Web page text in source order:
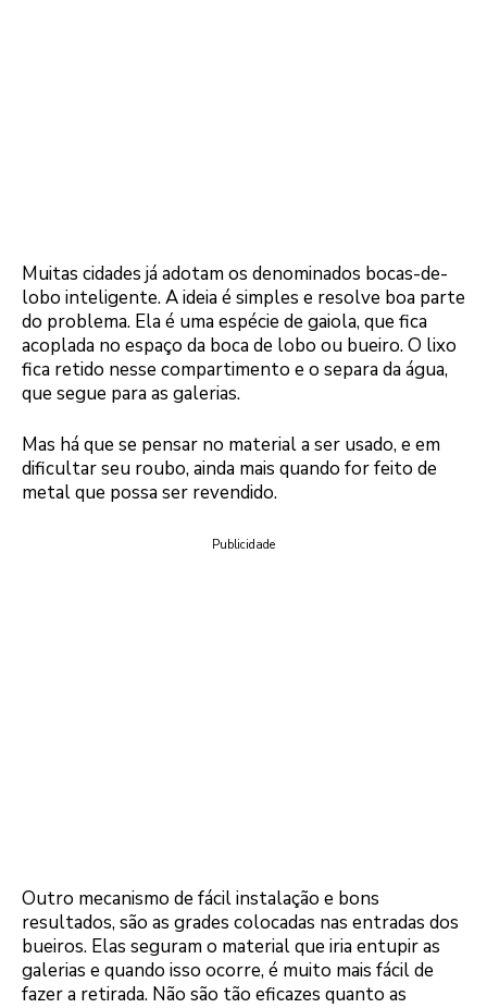
Muitas cidades já adotam os denominados bocas-de-
lobo inteligente. A ideia é simples e resolve boa parte
do problema. Ela é uma espécie de gaiola, que fica
acoplada no espaço da boca de lobo ou bueiro. O lixo
fica retido nesse compartimento e o separa da água,
que segue para as galerias.
Mas há que se pensar no material a ser usado, e em
dificultar seu roubo, ainda mais quando for feito de
metal que possa ser revendido.
Publicidade
Outro mecanismo de fácil instalação e bons
resultados, são as grades colocadas nas entradas dos
bueiros. Elas seguram o material que iria entupir as
galerias e quando isso ocorre, é muito mais fácil de
fazer a retirada. Não são tão eficazes quanto as